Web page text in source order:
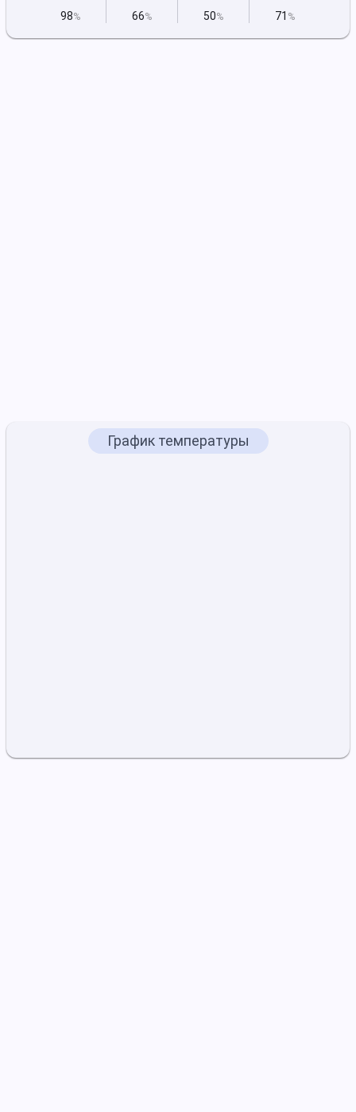
98% 66% 50% 71 %
График температуры